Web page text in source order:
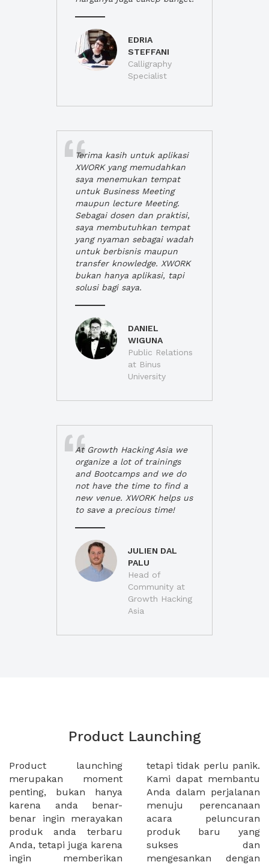
EDRIA
STEFFANI
Calligraphy
Specialist
Terima kasih untuk aplikasi
XWORK yang memudahkan
saya menemukan tempat
untuk Business Meeting
maupun lecture Meeting.
Sebagai dosen dan praktisi,
saya membutuhkan tempat
yang nyaman sebagai wadah
untuk berbisnis maupun
transfer knowledge. XWORK
bukan hanya aplikasi, tapi
solusi bagi saya.
DANIEL
WIGUNA
Public Relations
at Binus
University
At Growth Hacking Asia we
organize a lot of trainings
and Bootcamps and we do
not have the time to find a
new venue. XWORK helps us
to save a precious time!
JULIEN DAL
PALU
Head of
Community at
Growth Hacking
Asia
Product Launching
Product launching
merupakan moment
penting, bukan hanya
karena anda benar-
benar ingin merayakan
produk anda terbaru
Anda, tetapi juga karena
ingin memberikan
tetapi tidak perlu panik.
Kami dapat membantu
Anda dalam perjalanan
menuju perencanaan
acara peluncuran
produk baru yang
sukses dan
mengesankan dengan